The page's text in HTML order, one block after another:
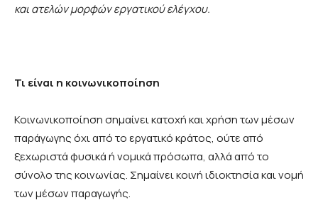
και ατελών μορφών εργατικού ελέγχου.
Τι είναι η κοινωνικοποίηση
Κοινωνικοποίηση σημαίνει κατοχή και χρήση των μέσων
παράγωγης όχι από το εργατικό κράτος, ούτε από
ξεχωριστά φυσικά ή νομικά πρόσωπα, αλλά από το
σύνολο της κοινωνίας. Σημαίνει κοινή ιδιοκτησία και νομή
των μέσων παραγωγής.